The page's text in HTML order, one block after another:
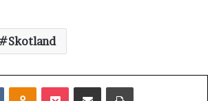
Skotland
VKontakteOdnoklassniki
Pocket Share via Email Udskriv